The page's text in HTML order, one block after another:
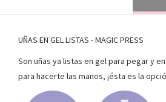
UÑAS EN GEL LISTAS - MAGIC PRESS
Son uñas ya listas en gel para pegar y
para hacerte las manos, ¡ésta es la